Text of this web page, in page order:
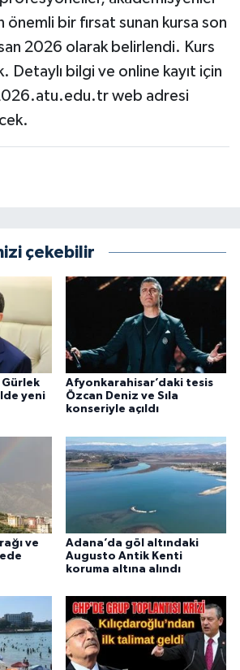
bir fırsat sunan kursa son
2026 olarak belirlendi. Kurs
Detaylı bilgi ve online kayıt için
web adresi
çekebilir
Gürlek
yeni
Afyonkarahisar’daki tesis
Özcan Deniz ve Sıla
konseriyle açıldı
ve
Adana’da göl altındaki
Augusto Antik Kenti
koruma altına alındı